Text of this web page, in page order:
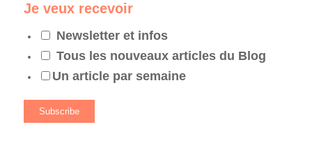
Je veux recevoir
Newsletter et infos
Tous les nouveaux articles du Blog
Un article par semaine